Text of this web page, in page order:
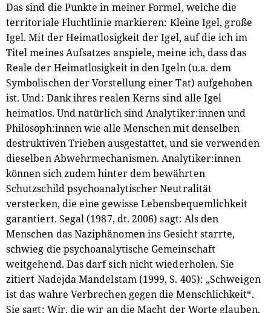
Das sind die Punkte in meiner Formel, welche die
territoriale Fluchtlinie markieren: Kleine Igel, große
Igel. Mit der Heimatlosigkeit der Igel, auf die ich im
Titel meines Aufsatzes anspiele, meine ich, dass das
Reale der Heimatlosigkeit in den Igeln (u.a. dem
Symbolischen der Vorstellung einer Tat) aufgehoben
ist. Und: Dank ihres realen Kerns sind alle Igel
heimatlos. Und natürlich sind Analytiker:innen und
Philosoph:innen wie alle Menschen mit denselben
destruktiven Trieben ausgestattet, und sie verwenden
dieselben Abwehrmechanismen. Analytiker:innen
können sich zudem hinter dem bewährten
Schutzschild psychoanalytischer Neutralität
verstecken, die eine gewisse Lebensbequemlichkeit
garantiert. Segal (1987, dt. 2006) sagt: Als den
Menschen das Naziphänomen ins Gesicht starrte,
schwieg die psychoanalytische Gemeinschaft
weitgehend. Das darf sich nicht wiederholen. Sie
zitiert Nadejda Mandelstam (1999, S. 405): „Schweigen
ist das wahre Verbrechen gegen die Menschlichkeit“.
Sie sagt: Wir, die wir an die Macht der Worte glauben,